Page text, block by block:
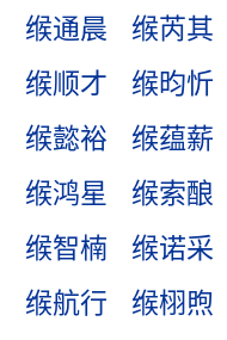
缑通晨
缑芮其
缑顺才
缑昀忻
缑懿裕
缑蕴薪
缑鸿星
缑索酿
缑智楠
缑诺采
缑航行
缑栩煦